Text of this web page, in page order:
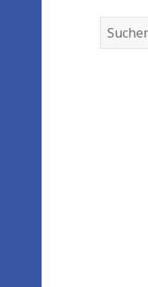
Suchen
nach: